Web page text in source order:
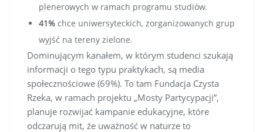
plenerowych w ramach programu studiów.
41% chce uniwersyteckich, zorganizowanych grup
wyjść na tereny zielone.
Dominującym kanałem, w którym studenci szukają
informacji o tego typu praktykach, są media
społecznościowe (69%). To tam Fundacja Czysta
Rzeka, w ramach projektu „Mosty Partycypacji”,
planuje rozwijać kampanie edukacyjne, które
odczarują mit, że uważność w naturze to